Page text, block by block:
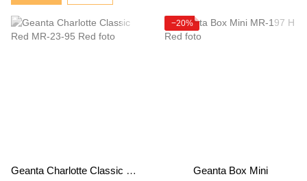
Geanta Charlotte Classic Red
−20%
Geanta Box Mini